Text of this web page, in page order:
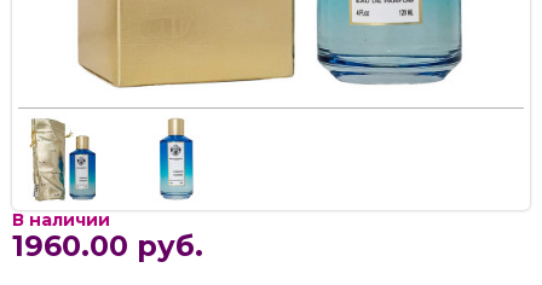
В наличии
1960.00 руб.